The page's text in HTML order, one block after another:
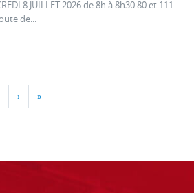
8 JUILLET 2026 de 8h à 8h30 80 et 111
de...
› »